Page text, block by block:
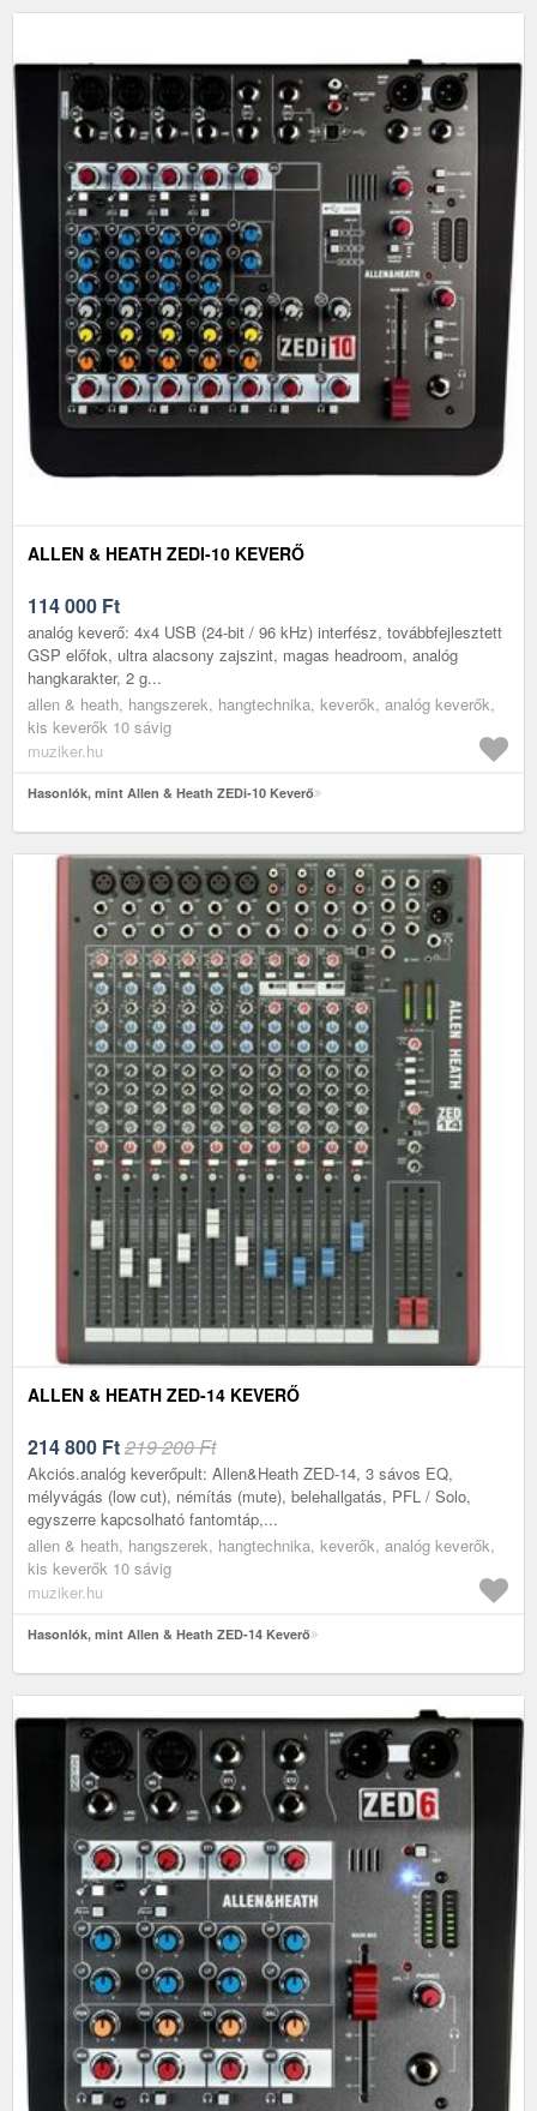
ALLEN & HEATH ZEDI-10 KEVERŐ
114 000 Ft
analóg keverő: 4x4 USB (24-bit / 96 kHz) interfész, továbbfejlesztett
GSP előfok, ultra alacsony zajszint, magas headroom, analóg
hangkarakter, 2 g...
allen & heath, hangszerek, hangtechnika, keverők, analóg keverők,
kis keverők 10 sávig
muziker.hu
Hasonlók, mint Allen & Heath ZEDi-10 Keverő
ALLEN & HEATH ZED-14 KEVERŐ
214 800 Ft219 200 Ft
Akciós.analóg keverőpult: Allen&Heath ZED-14, 3 sávos EQ,
mélyvágás (low cut), némítás (mute), belehallgatás, PFL / Solo,
egyszerre kapcsolható fantomtáp,...
allen & heath, hangszerek, hangtechnika, keverők, analóg keverők,
kis keverők 10 sávig
muziker.hu
Hasonlók, mint Allen & Heath ZED-14 Keverő